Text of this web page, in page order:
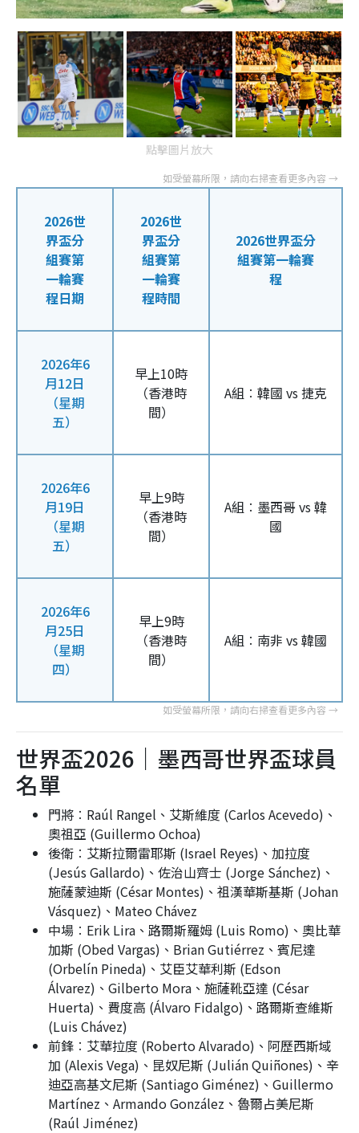
點擊圖片放大
2026世
界盃分
組賽第
一輪賽
程日期
2026世
界盃分
組賽第
一輪賽
程時間
2026世界盃分
組賽第一輪賽
程
2026年6
月12日
（星期
五）
早上10時
（香港時
間）
A組︰韓國 vs 捷克
2026年6
月19日
（星期
五）
早上9時
（香港時
間）
A組︰墨西哥 vs 韓
國
2026年6
月25日
（星期
四）
早上9時
（香港時
間）
A組︰南非 vs 韓國
世界盃2026｜墨西哥世界盃球員
名單
門將︰Raúl Rangel、艾斯維度 (Carlos Acevedo)、
奧祖亞 (Guillermo Ochoa)
後衛︰艾斯拉爾雷耶斯 (Israel Reyes)、加拉度
(Jesús Gallardo)、佐治山齊士 (Jorge Sánchez)、
施薩蒙迪斯 (César Montes)、祖漢華斯基斯 (Johan
Vásquez)、Mateo Chávez
中場︰Erik Lira、路爾斯羅姆 (Luis Romo)、奧比華
加斯 (Obed Vargas)、Brian Gutiérrez、賓尼達
(Orbelín Pineda)、艾臣艾華利斯 (Edson
Álvarez)、Gilberto Mora、施薩靴亞達 (César
Huerta)、費度高 (Álvaro Fidalgo)、路爾斯查維斯
(Luis Chávez)
前鋒︰艾華拉度 (Roberto Alvarado)、阿歷西斯域
加 (Alexis Vega)、昆奴尼斯 (Julián Quiñones)、辛
迪亞高基文尼斯 (Santiago Giménez)、Guillermo
Martínez、Armando González、魯爾占美尼斯
(Raúl Jiménez)